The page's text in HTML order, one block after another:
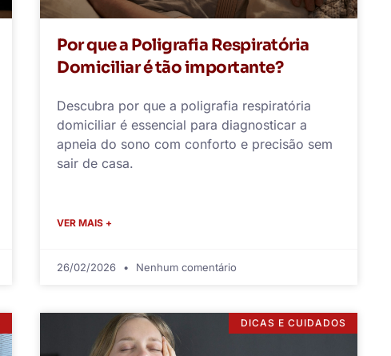
Por que a Poligrafia Respiratória
Domiciliar é tão importante?
Descubra por que a poligrafia respiratória
domiciliar é essencial para diagnosticar a
apneia do sono com conforto e precisão sem
sair de casa.
VER MAIS +
26/02/2026 Nenhum comentário
DICAS E CUIDADOS